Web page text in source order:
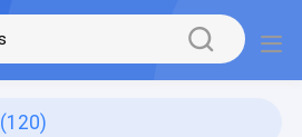
(120)